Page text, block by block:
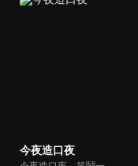
今夜造口夜